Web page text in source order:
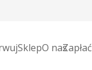
SklepO nasZapłać